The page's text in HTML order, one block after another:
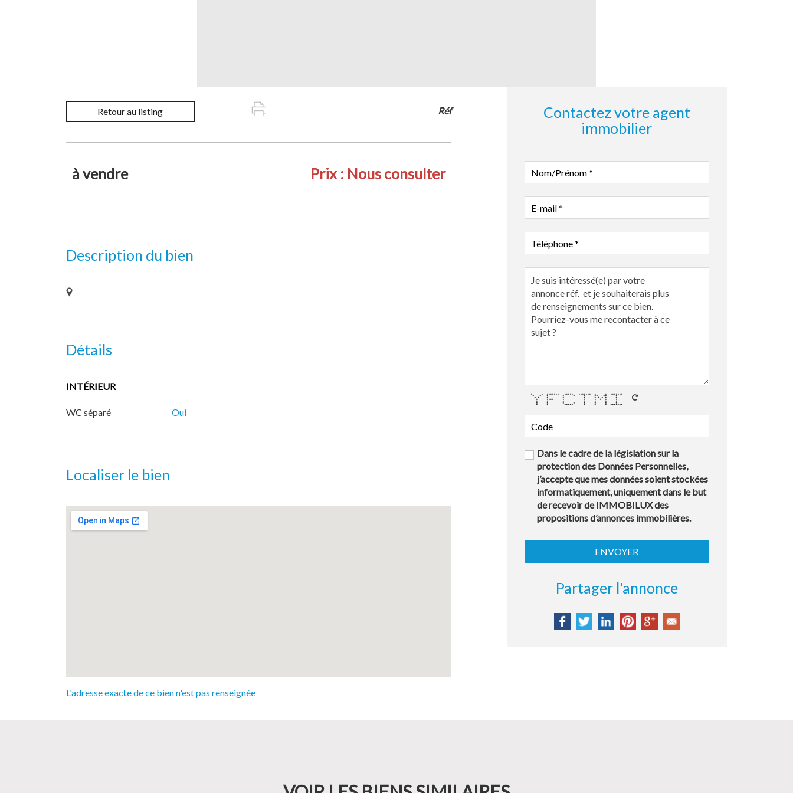
Retour au listing Réf
à vendre Prix : Nous consulter
Description du bien
Détails
INTÉRIEUR
WC séparé Oui
Localiser le bien
L'adresse exacte de ce bien n'est pas renseignée
Contactez votre agent
immobilier
* * ******* ***** ******* * * *******
* * * * * * ** ** *
* * * * * * * * * *
* **** * * * * * *
* * * * * * *
* * * * * * * *
* * ***** * * * *******
Dans le cadre de la législation sur la
protection des Données Personnelles,
j’accepte que mes données soient stockées
informatiquement, uniquement dans le but
de recevoir de IMMOBILUX des
propositions d’annonces immobilières.
Partager l'annonce